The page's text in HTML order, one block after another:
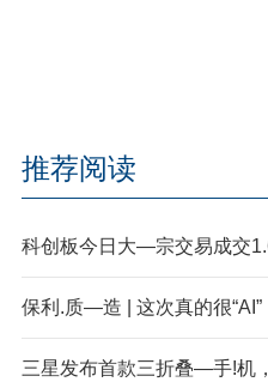
推荐阅读
科创板今日大—宗交易成交
保利.质—造 | 这次真的很“AI”
三星发布首款三折叠—手!机